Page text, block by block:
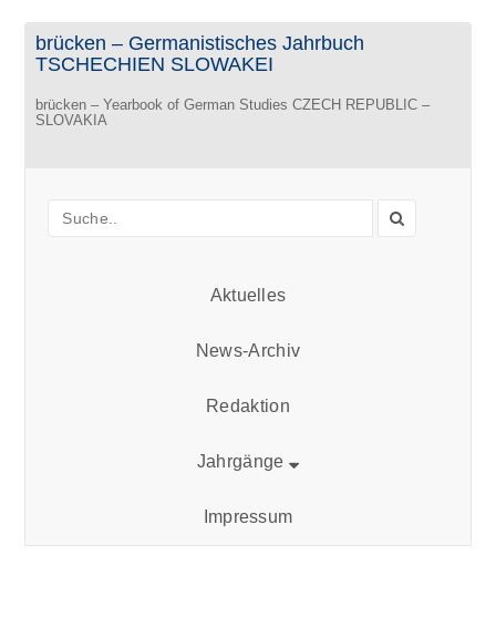
brücken – Germanistisches Jahrbuch
TSCHECHIEN SLOWAKEI
brücken – Yearbook of German Studies CZECH REPUBLIC –
SLOVAKIA
Aktuelles
News-Archiv
Redaktion
Jahrgänge
Impressum